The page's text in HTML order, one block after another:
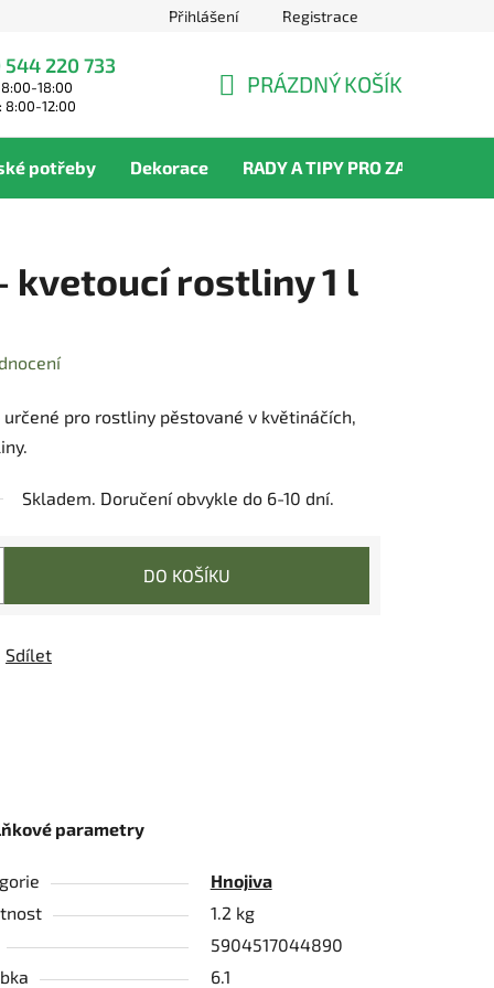
Přihlášení Registrace
220 733
18:00
8:00-12:00
KOŠÍK
PRÁZDNÝ KOŠÍK
potřeby Dekorace RADY A TIPY PRO ZAHRADNÍKY
kvetoucí rostliny 1 l
pro rostliny pěstované v květináčích,
Skladem. Doručení obvykle do 6-10 dní.
DO KOŠÍKU
Sdílet
parametry
Hnojiva
1.2 kg
5904517044890
6.1